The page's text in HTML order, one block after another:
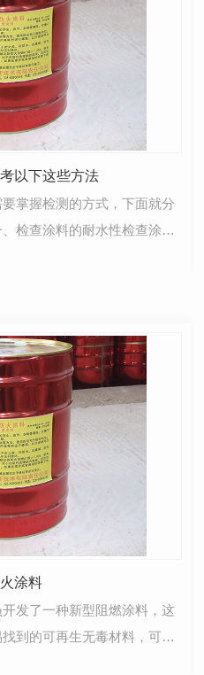
以下这些方法
掌握检测的方式，下面就分
检查涂料的耐水性检查涂料
涂料涂刷成膜，然后加…
涂料
发了一种新型阻燃涂料，这
到的可再生无毒材料，可以
效的防火保护。该 涂…